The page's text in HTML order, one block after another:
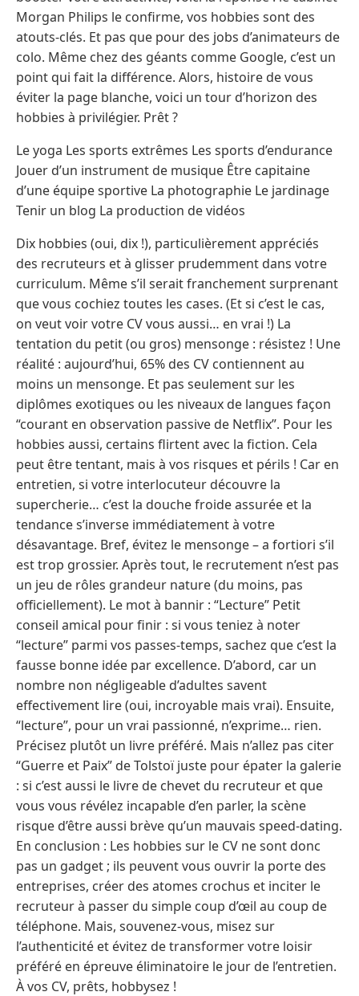
Morgan Philips le confirme, vos hobbies sont des
atouts-clés. Et pas que pour des jobs d’animateurs de
colo. Même chez des géants comme Google, c’est un
point qui fait la différence. Alors, histoire de vous
éviter la page blanche, voici un tour d’horizon des
hobbies à privilégier. Prêt ?
Le yoga Les sports extrêmes Les sports d’endurance
Jouer d’un instrument de musique Être capitaine
d’une équipe sportive La photographie Le jardinage
Tenir un blog La production de vidéos
Dix hobbies (oui, dix !), particulièrement appréciés
des recruteurs et à glisser prudemment dans votre
curriculum. Même s’il serait franchement surprenant
que vous cochiez toutes les cases. (Et si c’est le cas,
on veut voir votre CV vous aussi… en vrai !) La
tentation du petit (ou gros) mensonge : résistez ! Une
réalité : aujourd’hui, 65% des CV contiennent au
moins un mensonge. Et pas seulement sur les
diplômes exotiques ou les niveaux de langues façon
“courant en observation passive de Netflix”. Pour les
hobbies aussi, certains flirtent avec la fiction. Cela
peut être tentant, mais à vos risques et périls ! Car en
entretien, si votre interlocuteur découvre la
supercherie… c’est la douche froide assurée et la
tendance s’inverse immédiatement à votre
désavantage. Bref, évitez le mensonge – a fortiori s’il
est trop grossier. Après tout, le recrutement n’est pas
un jeu de rôles grandeur nature (du moins, pas
officiellement). Le mot à bannir : “Lecture” Petit
conseil amical pour finir : si vous teniez à noter
“lecture” parmi vos passes-temps, sachez que c’est la
fausse bonne idée par excellence. D’abord, car un
nombre non négligeable d’adultes savent
effectivement lire (oui, incroyable mais vrai). Ensuite,
“lecture”, pour un vrai passionné, n’exprime… rien.
Précisez plutôt un livre préféré. Mais n’allez pas citer
“Guerre et Paix” de Tolstoï juste pour épater la galerie
: si c’est aussi le livre de chevet du recruteur et que
vous vous révélez incapable d’en parler, la scène
risque d’être aussi brève qu’un mauvais speed-dating.
En conclusion : Les hobbies sur le CV ne sont donc
pas un gadget ; ils peuvent vous ouvrir la porte des
entreprises, créer des atomes crochus et inciter le
recruteur à passer du simple coup d’œil au coup de
téléphone. Mais, souvenez-vous, misez sur
l’authenticité et évitez de transformer votre loisir
préféré en épreuve éliminatoire le jour de l’entretien.
À vos CV, prêts, hobbysez !